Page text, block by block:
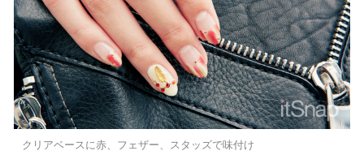
クリアベースに赤、フェザー、スタッズで味付け